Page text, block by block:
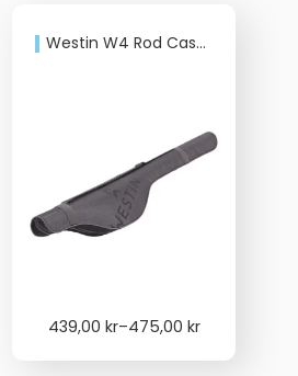
Westin W4 Rod Case Titanium Black
439,00 kr–475,00 kr
Price